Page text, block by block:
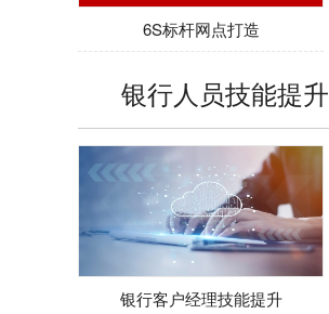
6S标杆网点打造
银行人员技能提升
银行客户经理技能提升